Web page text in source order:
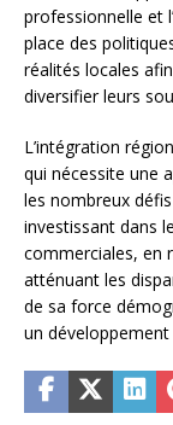
professionnelle et
place des
réalités locales
diversifier leurs
L’intégration
qui nécessite une
les nombreux
investissant dans
commerciales, en
atténuant les
de sa force
un